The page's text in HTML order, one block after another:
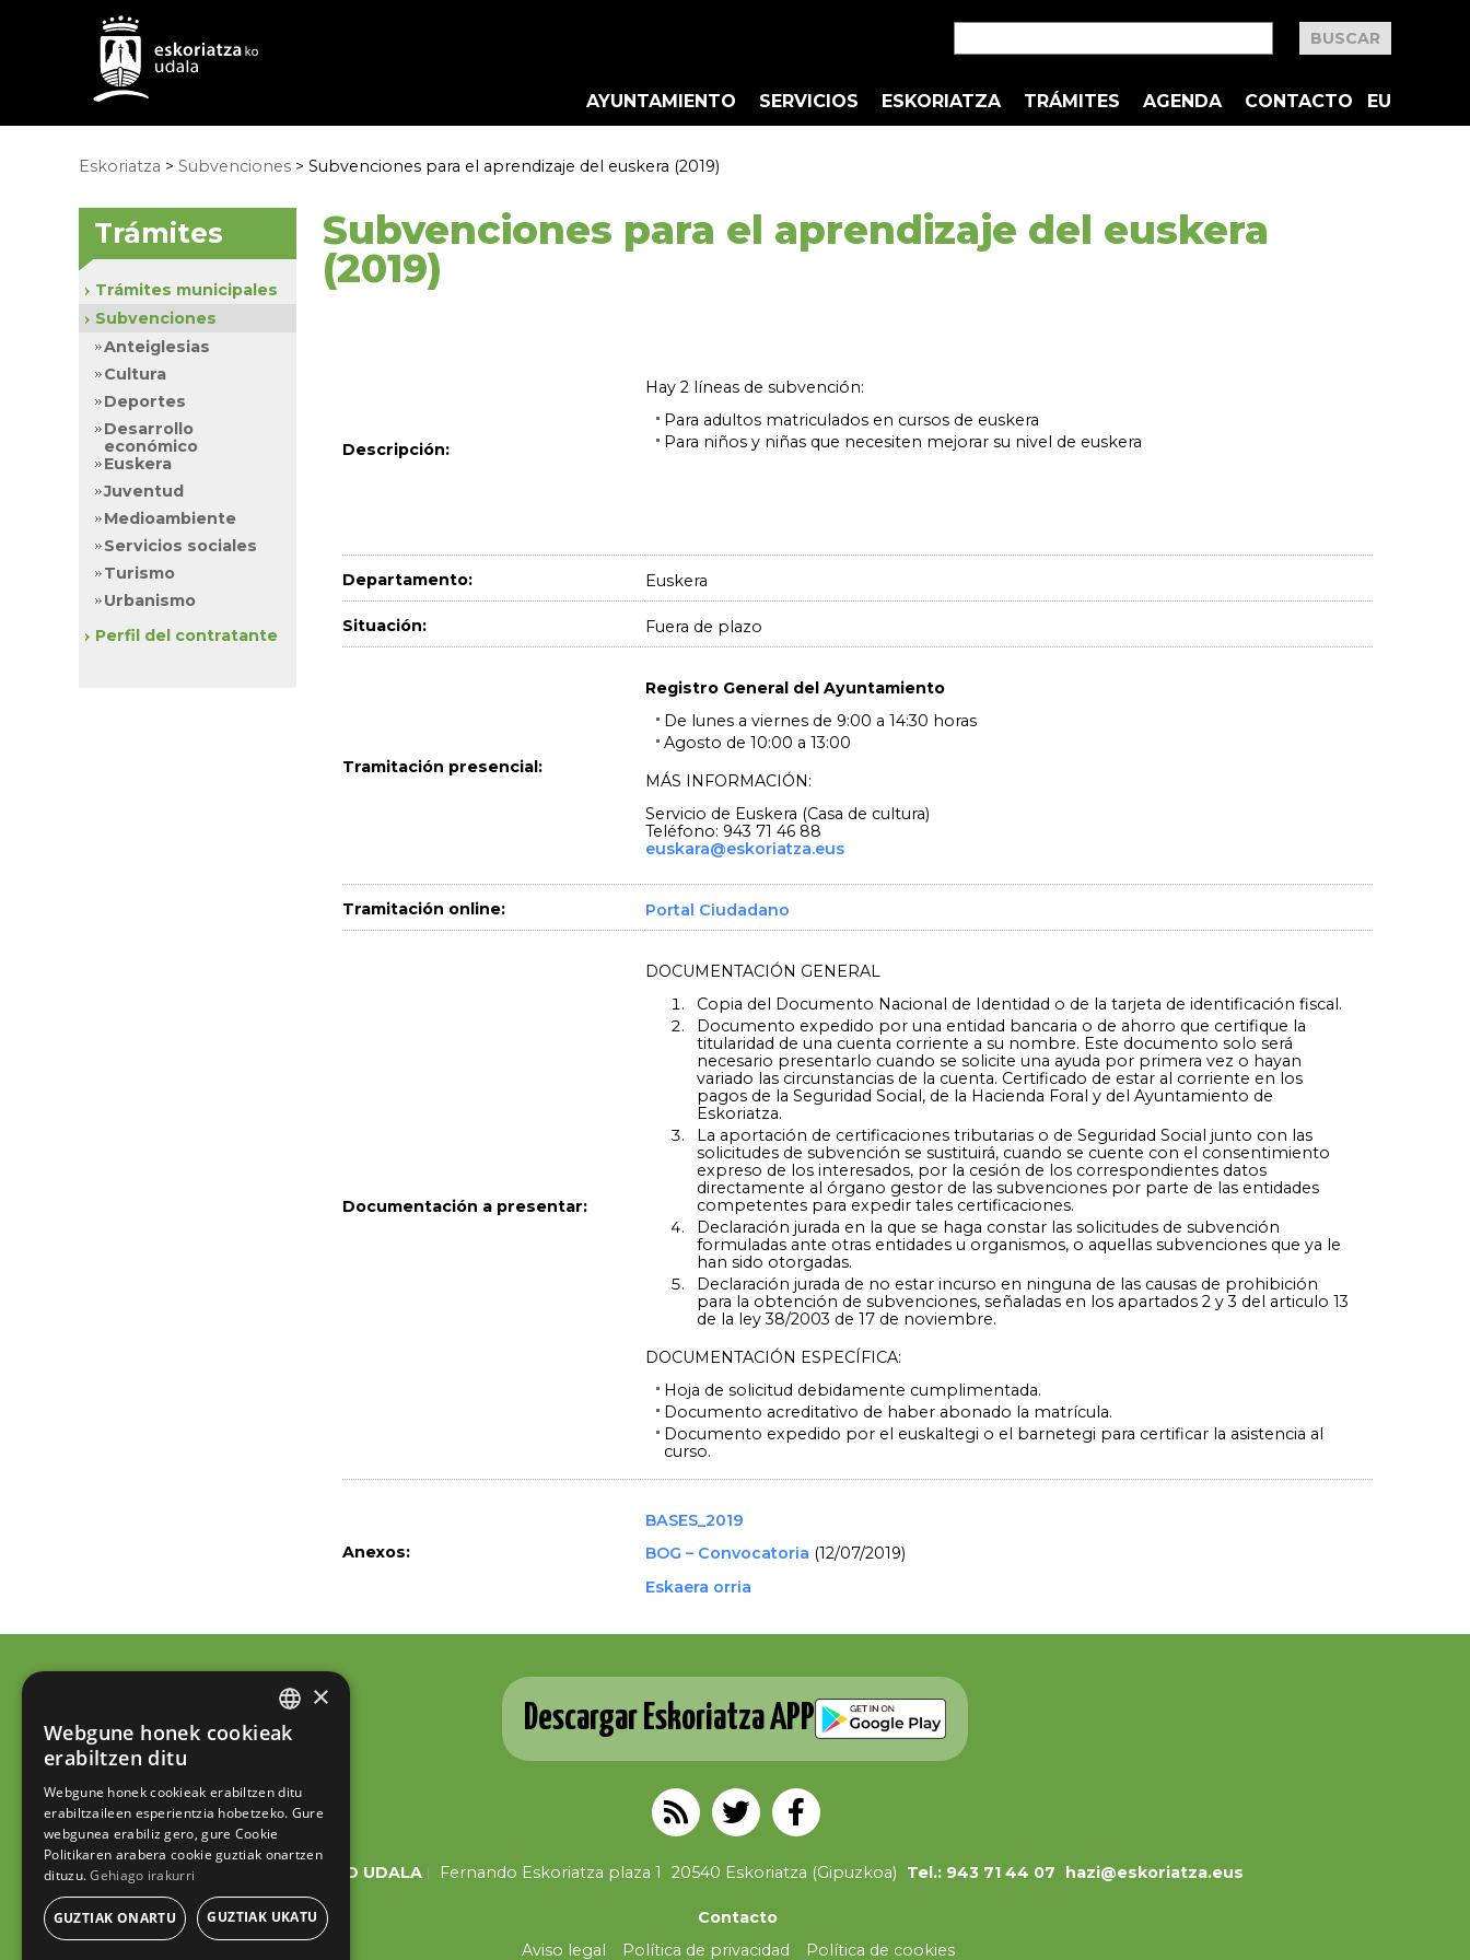
AYUNTAMIENTO SERVICIOS ESKORIATZA TRÁMITES AGENDA CONTACTO EU
Eskoriatza > Subvenciones > Subvenciones para el aprendizaje del euskera (2019)
Subvenciones para el aprendizaje del euskera
(2019)
Descripción:
Hay 2 líneas de subvención:
Para adultos matriculados en cursos de euskera
Para niños y niñas que necesiten mejorar su nivel de euskera
Departamento: Euskera
Situación: Fuera de plazo
Tramitación presencial:
Registro General del Ayuntamiento
De lunes a viernes de 9:00 a 14:30 horas
Agosto de 10:00 a 13:00
MÁS INFORMACIÓN:
Servicio de Euskera (Casa de cultura)
Teléfono: 943 71 46 88
euskara@eskoriatza.eus
Tramitación online: Portal Ciudadano
Documentación a presentar:
DOCUMENTACIÓN GENERAL
Copia del Documento Nacional de Identidad o de la tarjeta de identificación fiscal.
Documento expedido por una entidad bancaria o de ahorro que certifique la
titularidad de una cuenta corriente a su nombre. Este documento solo será
necesario presentarlo cuando se solicite una ayuda por primera vez o hayan
variado las circunstancias de la cuenta. Certificado de estar al corriente en los
pagos de la Seguridad Social, de la Hacienda Foral y del Ayuntamiento de
Eskoriatza.
La aportación de certificaciones tributarias o de Seguridad Social junto con las
solicitudes de subvención se sustituirá, cuando se cuente con el consentimiento
expreso de los interesados, por la cesión de los correspondientes datos
directamente al órgano gestor de las subvenciones por parte de las entidades
competentes para expedir tales certificaciones.
Declaración jurada en la que se haga constar las solicitudes de subvención
formuladas ante otras entidades u organismos, o aquellas subvenciones que ya le
han sido otorgadas.
Declaración jurada de no estar incurso en ninguna de las causas de prohibición
para la obtención de subvenciones, señaladas en los apartados 2 y 3 del articulo 13
de la ley 38/2003 de 17 de noviembre.
DOCUMENTACIÓN ESPECÍFICA:
Hoja de solicitud debidamente cumplimentada.
Documento acreditativo de haber abonado la matrícula.
Documento expedido por el euskaltegi o el barnetegi para certificar la asistencia al
curso.
Anexos:
BASES_2019
BOG – Convocatoria (12/07/2019)
Eskaera orria
Trámites
Trámites municipales
Subvenciones
Anteiglesias
Cultura
Deportes
Desarrollo
económico
Euskera
Juventud
Medioambiente
Servicios sociales
Turismo
Urbanismo
Perfil del contratante
Descargar Eskoriatza APP
ESKORIATZAKO UDALA Fernando Eskoriatza plaza 1 20540 Eskoriatza (Gipuzkoa) Tel.: 943 71 44 07 hazi@eskoriatza.eus
Contacto
Aviso legal
Política de privacidad Política de cookies
BASQUE
SPANISH
×
Webgune honek cookieak
erabiltzen ditu
Webgune honek cookieak erabiltzen ditu
erabiltzaileen esperientzia hobetzeko. Gure
webgunea erabiliz gero, gure Cookie
Politikaren arabera cookie guztiak onartzen
dituzu. Gehiago irakurri
GUZTIAK ONARTU GUZTIAK UKATU